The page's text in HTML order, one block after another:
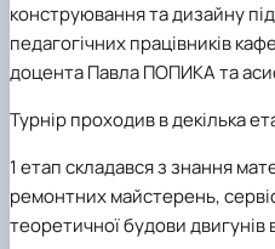
Іноземні
Їдальні та
Центр
Рада
Наукові
Стартап
Методичні
Форми
Патентно-
ЦКНО
садово-
медицина»
Біоетична комісія
Наукові видання
Наукові
Пам'ятка
заходів
Порядок
Наука для
«SEB-
Рада
Історія
Видатні
Звіт
Почесні
Вибори
Програма
Доступ до
Державні
Офіційна
Гендерна
конструювання та дизайну
педагогічних працівників
доцента Павла ПОПИКАта
Турнір проходив в декілька
1 етап складався з знання
ремонтних майстерень,
теоретичної будови двигунів